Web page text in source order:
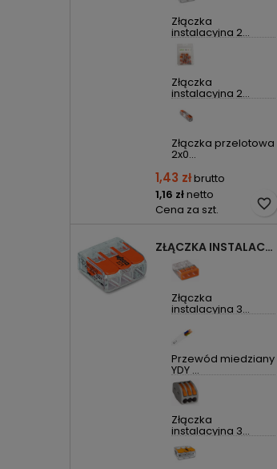
Złączka
instalacyjna 2...
Złączka
instalacyjna 2...
Złączka przelotowa
2x0...
1,43 złbrutto
1,16 złnetto
Cena za szt.
favorite_border
ZŁĄCZKA INSTALACYJNA 3X UNIWERSALNA COMPACT 221-413 WAGO
Złączka
instalacyjna 3...
Przewód miedziany
YDY ...
Złączka
instalacyjna 3...